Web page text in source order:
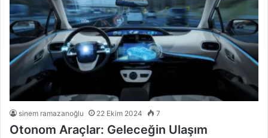
sinem ramazanoğlu 22 Ekim 2024 7
Otonom Araçlar: Geleceğin Ulaşım